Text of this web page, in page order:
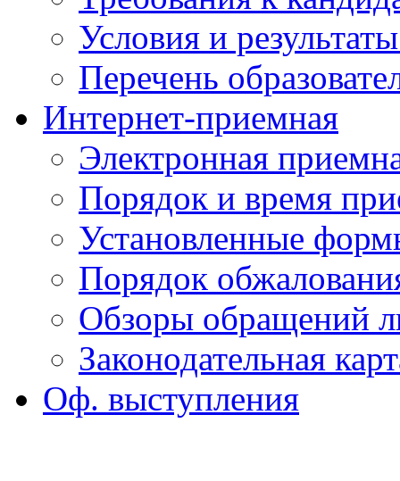
Условия и
Перечень
Интернет-приемная
Электронная
Порядок и время
Установленные
Порядок
Обзоры обращений
Законодательная
Оф. выступления